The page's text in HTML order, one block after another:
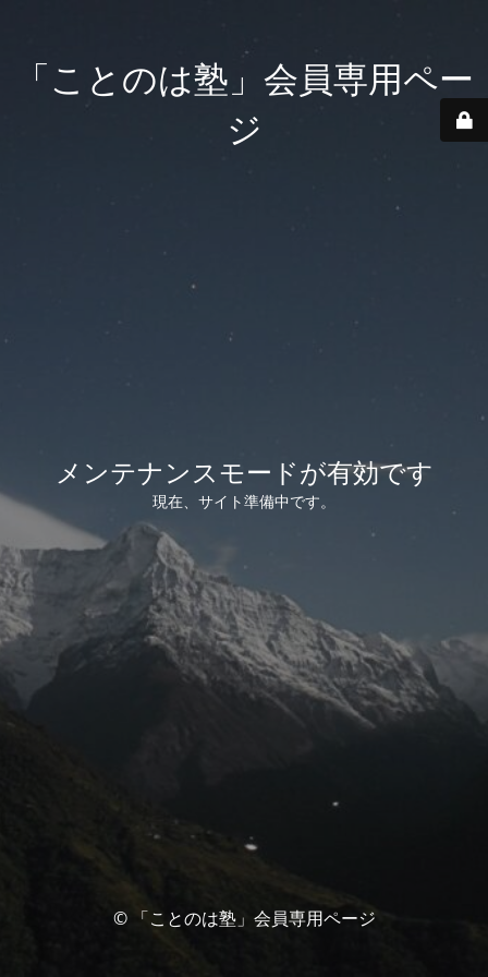
「ことのは塾」会員専用ペー
ジ
メンテナンスモードが有効です
現在、サイト準備中です。
© 「ことのは塾」会員専用ページ